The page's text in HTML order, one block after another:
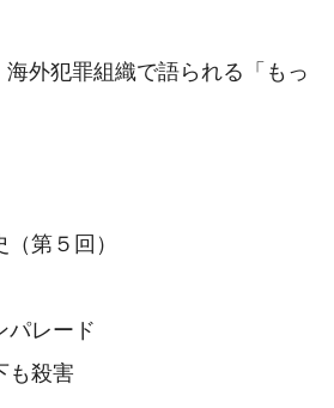
外犯罪組織で語られる「もっ
第５回）
レード
殺害